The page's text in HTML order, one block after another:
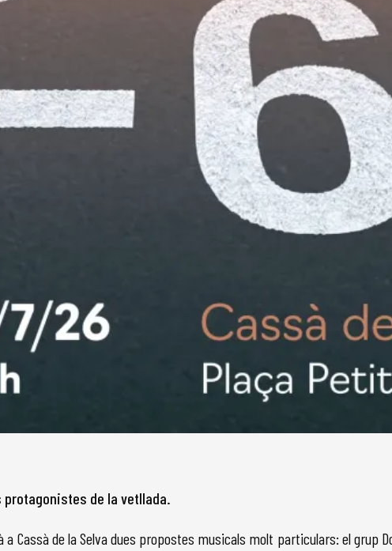
protagonistes de la vetllada.
Cassà de la Selva dues propostes musicals molt particulars: el grup